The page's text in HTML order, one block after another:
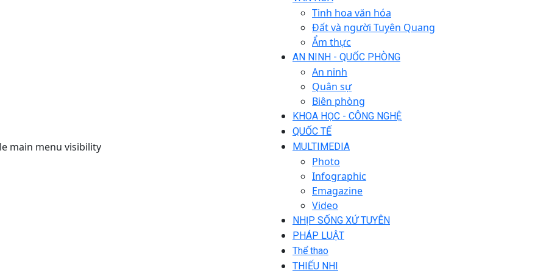
main menu visibility
Tinh hoa văn hóa
Đất và người Tuyên Quang
Ẩm thực
AN NINH - QUỐC PHÒNG
An ninh
Quân sự
Biên phòng
KHOA HỌC - CÔNG NGHỆ
QUỐC TẾ
MULTIMEDIA
Photo
Infographic
Emagazine
Video
NHỊP SỐNG XỨ TUYÊN
PHÁP LUẬT
Thể thao
THIẾU NHI